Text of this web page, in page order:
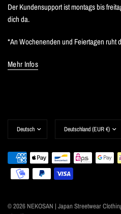
Der Kundensupport ist montags bis
dich da.
*An Wochenenden und Feiertagen ruht
Mehr Infos
aktualisieren
aktualisieren
© 2026 NEKOSAN | Japan Streetwear